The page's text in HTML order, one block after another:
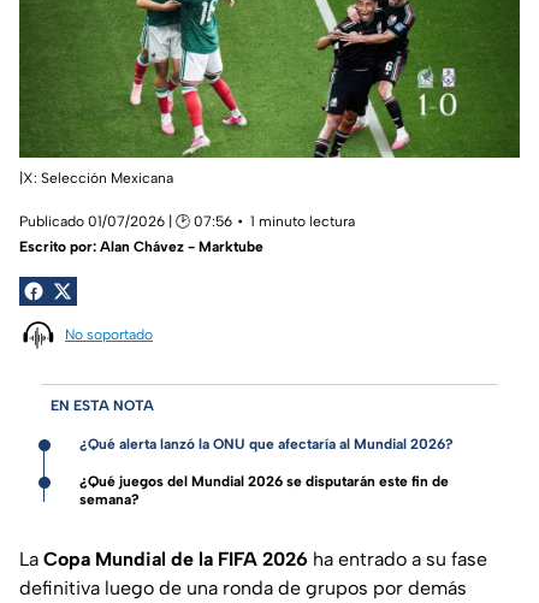
|X: Selección Mexicana
Publicado 01/07/2026 | 🕑 07:56
1 minuto lectura
Escrito por: Alan Chávez - Marktube
No soportado
EN ESTA NOTA
¿Qué alerta lanzó la ONU que afectaría al Mundial 2026?
¿Qué juegos del Mundial 2026 se disputarán este fin de
semana?
La Copa Mundial de la FIFA 2026 ha entrado a su fase
definitiva luego de una ronda de grupos por demás